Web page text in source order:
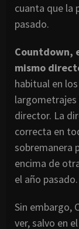
cuanta que la
pasado.
Countdown,
mismo
habitual en
largometrajes
director. La
correcta en
sobremanera
encima de
el año pasado.
Sin embargo,
ver, salvo en